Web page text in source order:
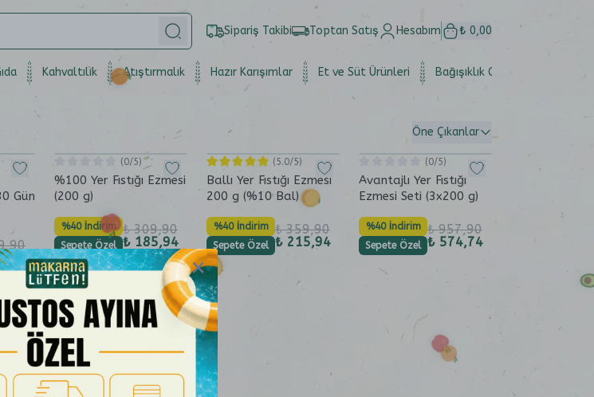
Sipariş Takibi Toptan Satış Hesabım ₺ 0,00
Kahvaltılık Atıştırmalık Hazır Karışımlar Et ve Süt Ürünleri Bağışıklık Güçlendirici
Öne Çıkanlar
Gün
(0/5)
%100 Yer Fıstığı Ezmesi
(200 g)
%40 İndirim
Sepete Özel
₺ 309,90
₺ 185,94
(5.0/5)
Ballı Yer Fıstığı Ezmesi
200 g (%10 Bal)
%40 İndirim
Sepete Özel
₺ 359,90
₺ 215,94
(0/5)
Avantajlı Yer Fıstığı
Ezmesi Seti (3x200 g)
%40 İndirim
Sepete Özel
₺ 957,90
₺ 574,74